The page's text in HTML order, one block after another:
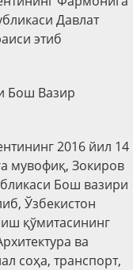
Давлат
этиб
Бош Вазир
2016 йил 14
мувофиқ, Зокиров
Бош вазири
иб, Ўзбекистон
қўмитасининг
ва
соҳа, транспорт,